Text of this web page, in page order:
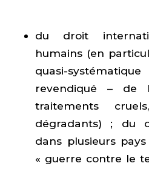
du droit
humains (en
quasi-
revendiqué –
traitements
dégradants) ; du
dans plusieurs
« guerre contre le